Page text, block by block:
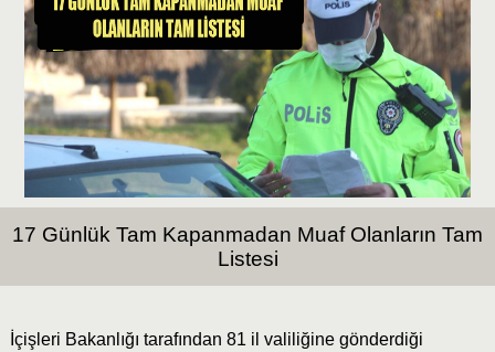
17 Günlük Tam Kapanmadan Muaf Olanların Tam
Listesi
İçişleri Bakanlığı tarafından 81 il valiliğine gönderdiği